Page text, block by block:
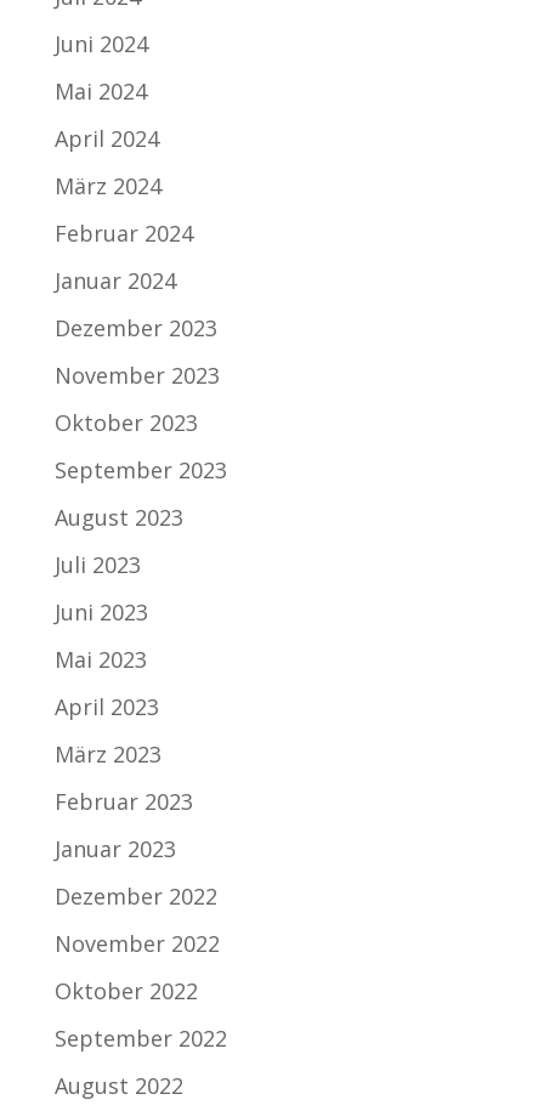
Juni 2024
Mai 2024
April 2024
März 2024
Februar 2024
Januar 2024
Dezember 2023
November 2023
Oktober 2023
September 2023
August 2023
Juli 2023
Juni 2023
Mai 2023
April 2023
März 2023
Februar 2023
Januar 2023
Dezember 2022
November 2022
Oktober 2022
September 2022
August 2022